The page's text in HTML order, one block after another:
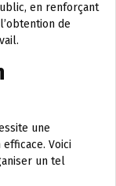
en renforçant
de
une
Voici
un tel